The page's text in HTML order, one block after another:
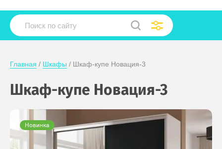
Главная / Шкафы / Шкаф-купе Новация-3
Шкаф-купе Новация-3
Новинка